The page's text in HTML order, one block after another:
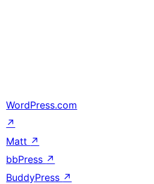
WordPress.com
↗
Matt ↗
bbPress ↗
BuddyPress ↗